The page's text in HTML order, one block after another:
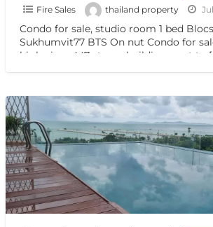
Fire Sales thailand property
Condo for sale, studio room 1 bed
Sukhumvit77 BTS On nut Condo for
high view, 447-storey building, next to